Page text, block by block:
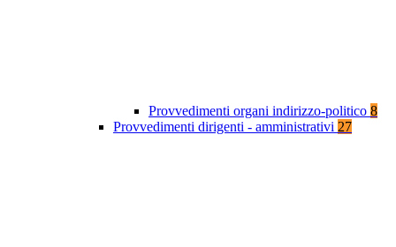
Provvedimenti organi indirizzo-politico 8
Provvedimenti dirigenti - amministrativi 27